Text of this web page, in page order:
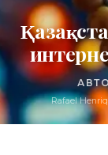
Rafael